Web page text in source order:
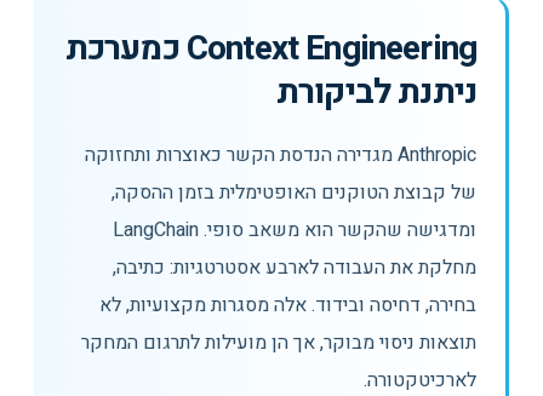
Context Engineering כמערכת
ניתנת לביקורת
Anthropic מגדירה הנדסת הקשר כאוצרות ותחזוקה
של קבוצת הטוקנים האופטימלית בזמן ההסקה,
ומדגישה שהקשר הוא משאב סופי. LangChain
מחלקת את העבודה לארבע אסטרטגיות: כתיבה,
בחירה, דחיסה ובידוד. אלה מסגרות מקצועיות, לא
תוצאות ניסוי מבוקר, אך הן מועילות לתרגום המחקר
לארכיטקטורה.